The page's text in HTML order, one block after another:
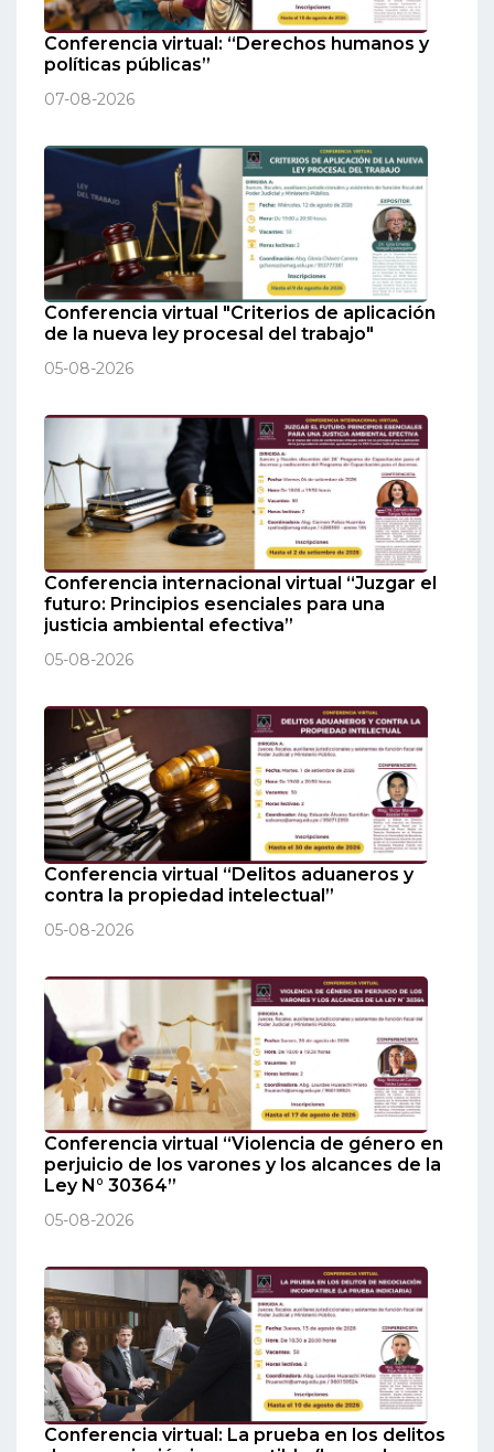
Conferencia virtual: “Derechos humanos y
políticas públicas”
07-08-2026
Conferencia virtual "Criterios de aplicación
de la nueva ley procesal del trabajo"
05-08-2026
Conferencia internacional virtual “Juzgar el
futuro: Principios esenciales para una
justicia ambiental efectiva”
05-08-2026
Conferencia virtual “Delitos aduaneros y
contra la propiedad intelectual”
05-08-2026
Conferencia virtual “Violencia de género en
perjuicio de los varones y los alcances de la
Ley N° 30364”
05-08-2026
Conferencia virtual: La prueba en los delitos